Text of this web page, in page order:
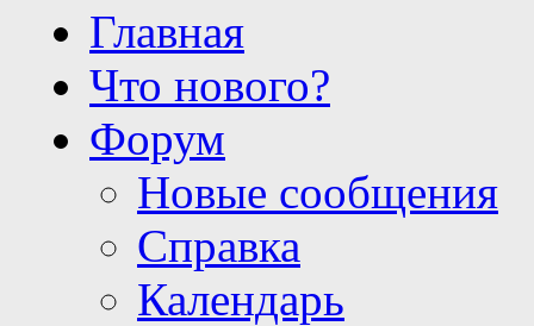
Главная
Что нового?
Форум
Новые сообщения
Справка
Календарь